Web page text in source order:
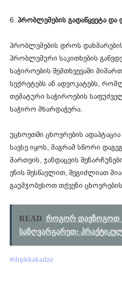
6. პრობლემების გადაწყვეტა და
პრობლემების დროს
პრობლემური საკითხების
საჭიროების შემთხვევაში
სექრეტებს ან ადვოკატებს,
თემატური საჭიროების
საჭირო მხარდაჭერა.
უცხოეთში ცხოვრების
სავსე იყოს, მაგრამ სწორი
მართვის, ჯანდაცვის
ენის შესწავლით, შეგიძლიათ
გაუმჯობესოთ თქვენი ცხოვრების
READ როგორ დავზოგოთ
საზღვარგარეთ:
#drpkhakadze